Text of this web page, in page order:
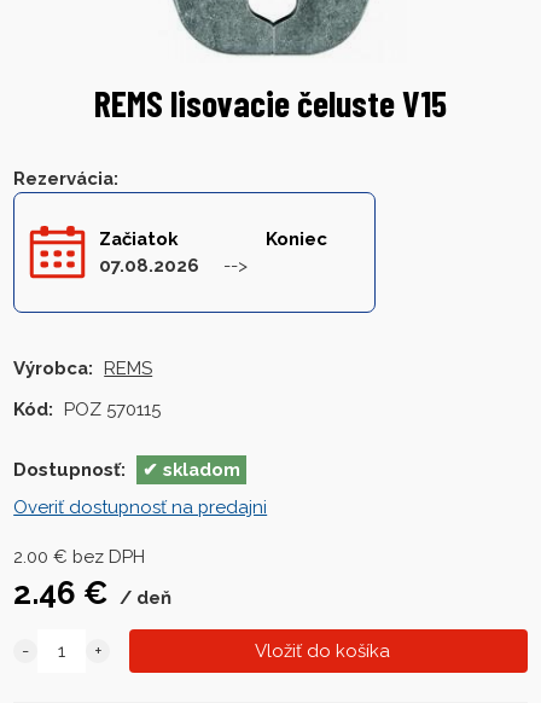
REMS lisovacie čeluste V15
Rezervácia:
Začiatok
07.08.2026
Koniec
Výrobca:
REMS
Kód:
POZ 570115
Dostupnosť:
skladom
Overiť dostupnosť na predajni
2.00 € bez DPH
2.46 € deň